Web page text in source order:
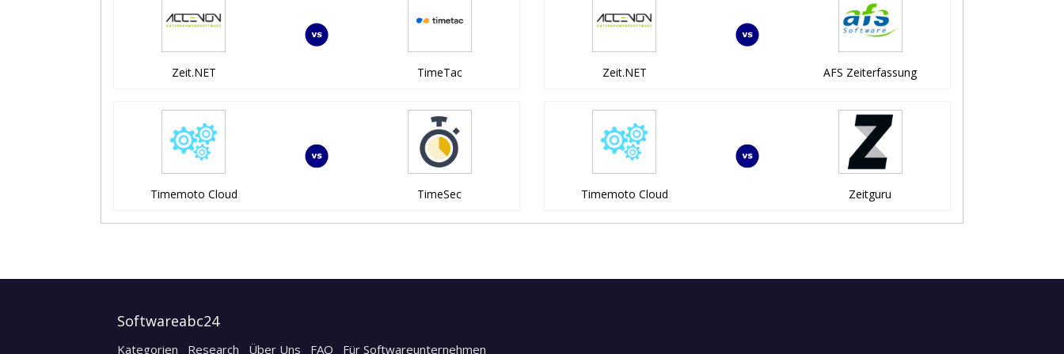
Zeit.NET TimeTac Zeit.NET AFS Zeiterfassung
Timemoto Cloud TimeSec Timemoto Cloud Zeitguru
Softwareabc24
Kategorien Research Über Uns FAQ Für Softwareunternehmen